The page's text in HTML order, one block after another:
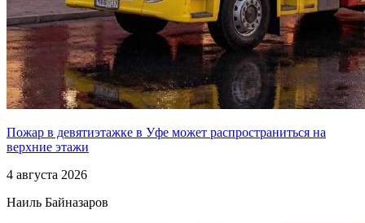
Пожар в девятиэтажке в Уфе может распространиться на
верхние этажи
4 августа 2026
Наиль Байназаров